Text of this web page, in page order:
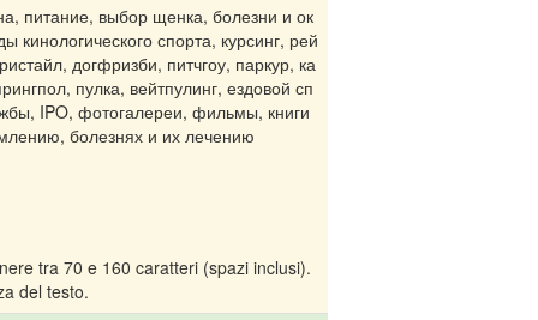
питание, выбор щенка, болезни и ок
спорта, курсинг, рей
догфризби, питчгоу, паркур, ка
пулка, вейтпулинг, ездовой сп
IPO, фотогалереи, фильмы, книги
болезнях и их лечению
tra 70 e 160 caratteri (spazi inclusi).
del testo.